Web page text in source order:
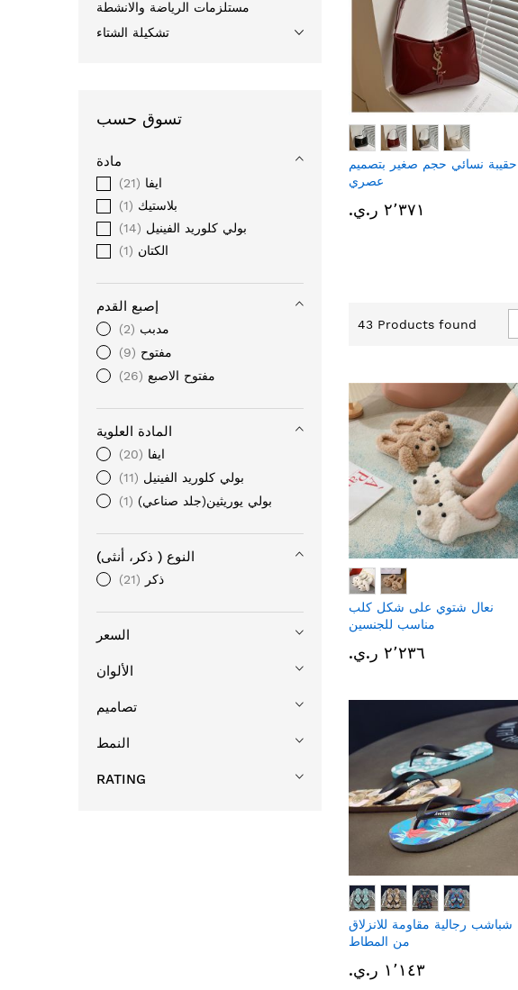
حقيبة نسائي حجم صغير بتصميم
عصري
٢٬٣٧١ ر.ي.‏
43 Products found
نعال شتوي على شكل كلب
مناسب للجنسين
٢٬٢٣٦ ر.ي.‏
شباشب رجالية مقاومة للانزلاق
من المطاط
١٬١٤٣ ر.ي.‏
مستلزمات الرياضة والانشطة
تشكيلة الشتاء
تسوق حسب
مادة
ايفا
21
بلاستيك
1
بولي كلوريد الفينيل
14
الكتان
1
إصبع القدم
مدبب
2
مفتوح
9
مفتوح الاصبع
26
المادة العلوية
ايفا
20
بولي كلوريد الفينيل
11
بولي يوريثين(جلد صناعي)
1
النوع ( ذكر، أنثى)
ذكر 21
السعر
الألوان
تصاميم
النمط
RATING